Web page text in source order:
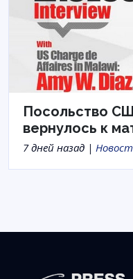
Посольство
вернулось к
7 дней назад |